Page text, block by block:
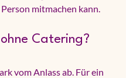
mitmachen kann.
Catering?
vom Anlass ab. Für ein